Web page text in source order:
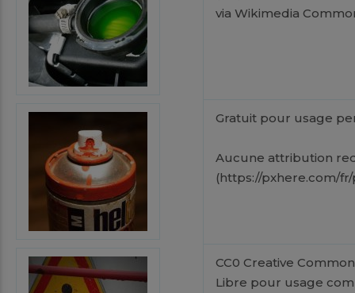
via Wikimedia
Gratuit pour usage
Aucune attribution
(https://pxhere.com/
CC0 Creative
Libre pour usage